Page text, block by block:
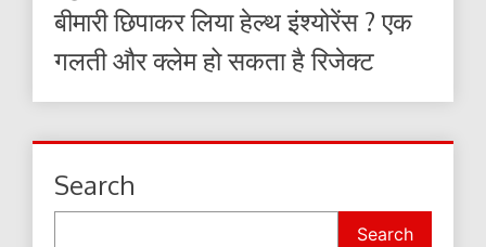
बीमारी छिपाकर लिया हेल्थ इंश्योरेंस ? एक
गलती और क्लेम हो सकता है रिजेक्ट
Search
Search